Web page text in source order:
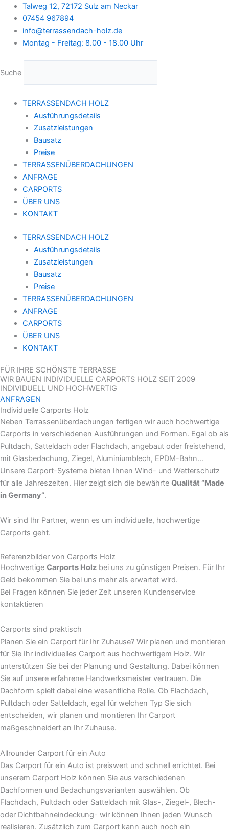
Zum
Inhalt
springen
Talweg 12, 72172 Sulz am Neckar
07454 967894
info@terrassendach-holz.de
Montag - Freitag: 8.00 - 18.00 Uhr
Suche
TERRASSENDACH HOLZ
Ausführungsdetails
Zusatzleistungen
Bausatz
Preise
TERRASSENÜBERDACHUNGEN
ANFRAGE
CARPORTS
ÜBER UNS
KONTAKT
TERRASSENDACH HOLZ
Ausführungsdetails
Zusatzleistungen
Bausatz
Preise
TERRASSENÜBERDACHUNGEN
ANFRAGE
CARPORTS
ÜBER UNS
KONTAKT
FÜR IHRE SCHÖNSTE TERRASSE
WIR BAUEN INDIVIDUELLE CARPORTS HOLZ SEIT 2009
INDIVIDUELL UND HOCHWERTIG
ANFRAGEN
Individuelle Carports Holz
Neben Terrassenüberdachungen fertigen wir auch hochwertige
Carports in verschiedenen Ausführungen und Formen. Egal ob als
Pultdach, Satteldach oder Flachdach, angebaut oder freistehend,
mit Glasbedachung, Ziegel, Aluminiumblech, EPDM-Bahn…
Unsere Carport-Systeme bieten Ihnen Wind- und Wetterschutz
für alle Jahreszeiten. Hier zeigt sich die bewährte Qualität “Made
in Germany”.
Wir sind Ihr Partner, wenn es um individuelle, hochwertige
Carports geht.
Referenzbilder von Carports Holz
Hochwertige Carports Holz bei uns zu günstigen Preisen. Für Ihr
Geld bekommen Sie bei uns mehr als erwartet wird.
Bei Fragen können Sie jeder Zeit unseren Kundenservice
kontaktieren
Carports sind praktisch
Planen Sie ein Carport für Ihr Zuhause? Wir planen und montieren
für Sie Ihr individuelles Carport aus hochwertigem Holz. Wir
unterstützen Sie bei der Planung und Gestaltung. Dabei können
Sie auf unsere erfahrene Handwerksmeister vertrauen. Die
Dachform spielt dabei eine wesentliche Rolle. Ob Flachdach,
Pultdach oder Satteldach, egal für welchen Typ Sie sich
entscheiden, wir planen und montieren Ihr Carport
maßgeschneidert an Ihr Zuhause.
Allrounder Carport für ein Auto
Das Carport für ein Auto ist preiswert und schnell errichtet. Bei
unserem Carport Holz können Sie aus verschiedenen
Dachformen und Bedachungsvarianten auswählen. Ob
Flachdach, Pultdach oder Satteldach mit Glas-, Ziegel-, Blech-
oder Dichtbahneindeckung- wir können Ihnen jeden Wunsch
realisieren. Zusätzlich zum Carport kann auch noch ein